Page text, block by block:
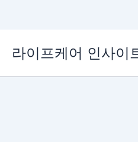
로
라이프케어 인사이